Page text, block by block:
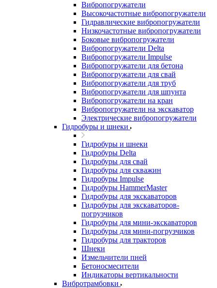
Вибропогружатели
Высокочастотные вибропогружатели
Гидравлические вибропогружатели
Низкочастотные вибропогружатели
Боковые вибропогружатели
Вибропогружатели Delta
Вибропогружатели Impulse
Вибропогружатели для бетона
Вибропогружатели для свай
Вибропогружатели для труб
Вибропогружатели для шпунта
Вибропогружатели на кран
Вибропогружатели на экскаватор
Электрические вибропогружатели
Гидробуры и шнеки
Гидробуры и шнеки
Гидробуры Delta
Гидробуры для свай
Гидробуры для скважин
Гидробуры Impulse
Гидробуры HammerMaster
Гидробуры для экскаваторов
Гидробуры для экскаваторов-
погрузчиков
Гидробуры для мини-экскаваторов
Гидробуры для мини-погрузчиков
Гидробуры для тракторов
Шнеки
Измельчители пней
Бетоносмесители
Индикаторы вертикальности
Вибротрамбовки